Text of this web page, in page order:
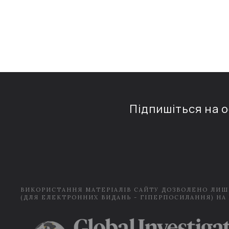
Підпишіться на
ВИКОРИСТАННЯ МАТЕРІАЛІВ САЙТУ ДОЗВОЛЕНО
(ДЛЯ ЕЛЕКТРОННИХ ВИДАНЬ - ГІПЕРПОСИЛАННЯ) НА